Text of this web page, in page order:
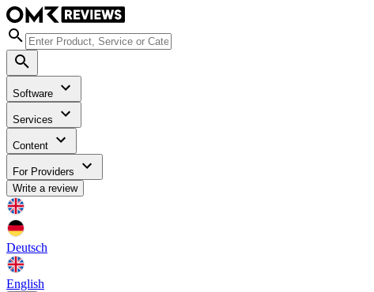
Software
Services
Content
For Providers
Write a review
Deutsch
English